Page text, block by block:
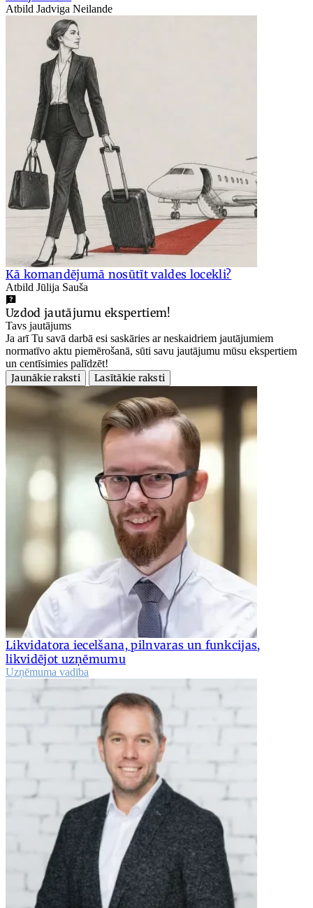
Atbild Jadviga Neilande
Kā komandējumā nosūtīt valdes locekli?
Atbild Jūlija Sauša
Uzdod jautājumu ekspertiem!
Tavs jautājums
Ja arī Tu savā darbā esi saskāries ar neskaidriem jautājumiem
normatīvo aktu piemērošanā, sūti savu jautājumu mūsu ekspertiem
un centīsimies palīdzēt!
Jaunākie raksti
Lasītākie raksti
Likvidatora iecelšana, pilnvaras un funkcijas,
likvidējot uzņēmumu
Uzņēmuma vadība